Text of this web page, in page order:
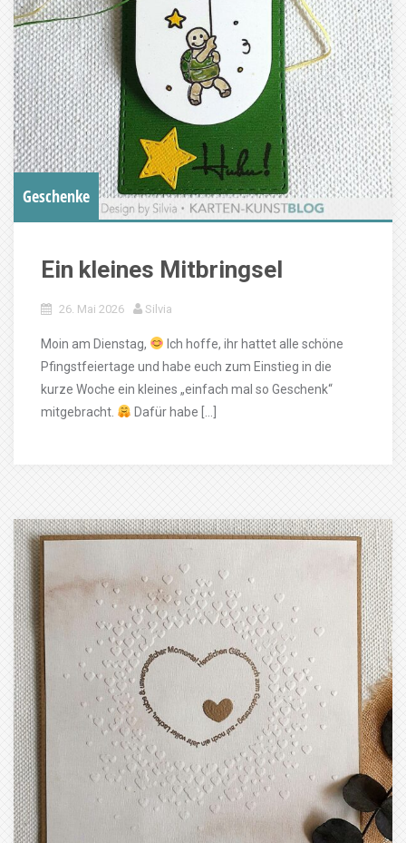
Geschenke
Ein kleines Mitbringsel
26. Mai 2026 Silvia
Moin am Dienstag,
Ich hoffe, ihr hattet alle schöne
Pfingstfeiertage und habe euch zum Einstieg in die
kurze Woche ein kleines „einfach mal so Geschenk“
mitgebracht.
Dafür habe […]